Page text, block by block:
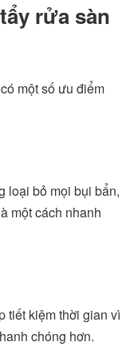
rửa sàn
một số ưu điểm
loại bỏ mọi bụi bẩn,
một cách nhanh
tiết kiệm thời gian vì
chóng hơn.